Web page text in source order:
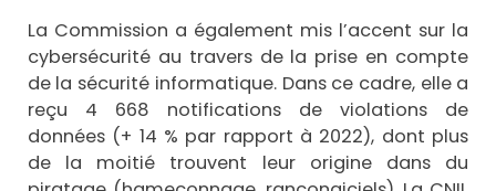
La Commission a également mis l’accent sur la
cybersécurité au travers de la prise en compte
de la sécurité informatique. Dans ce cadre, elle a
reçu 4 668 notifications de violations de
données (+ 14 % par rapport à 2022), dont plus
de la moitié trouvent leur origine dans du